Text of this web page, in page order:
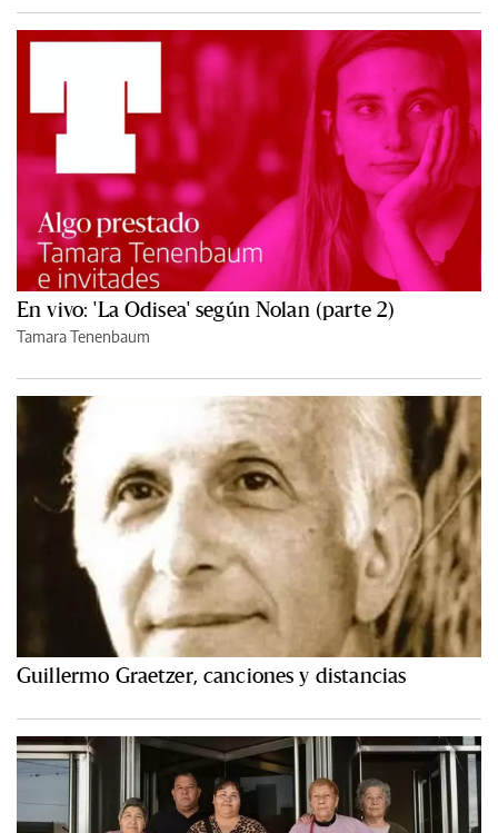
En vivo: 'La Odisea' según Nolan (parte 2)
Tamara Tenenbaum
Guillermo Graetzer, canciones y distancias